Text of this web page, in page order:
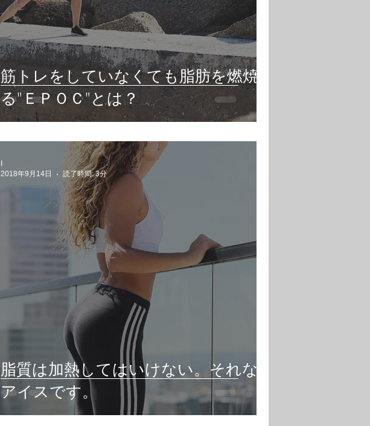
筋トレをしていなくても脂肪を燃焼す
る"ＥＰＯＣ"とは？
脂質は加熱してはいけない。それなら
アイスです。
I
2018年9月14日
読了時間: 3分